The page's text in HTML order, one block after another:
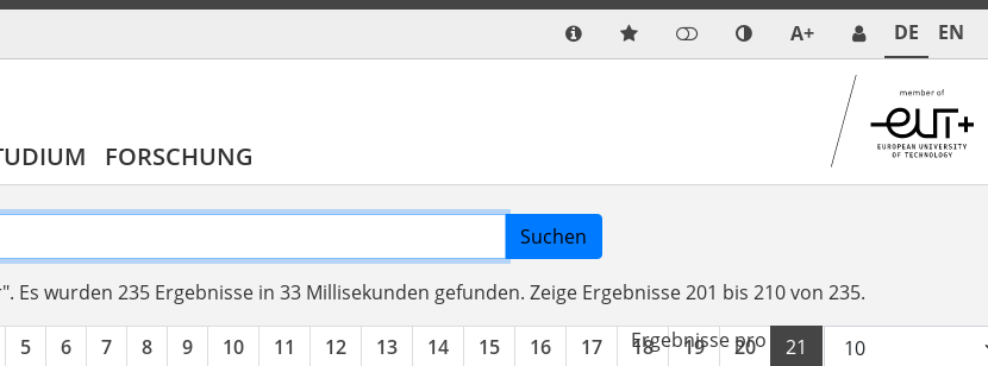
A+ DE EN
FORSCHUNG
Suchen
Es wurden 235 Ergebnisse in 33 Millisekunden gefunden. Zeige Ergebnisse 201 bis 210 von 235.
5 6 7 8 9 10 11 12 13 14 15 16 17 18 19 20 21 22
Ergebnisse pro Seite: